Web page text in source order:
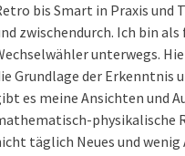
bis Smart in Praxis und
zwischendurch. Ich bin
unterwegs.
Grundlage der Erkenntnis
es meine Ansichten und
physikalische
täglich Neues und